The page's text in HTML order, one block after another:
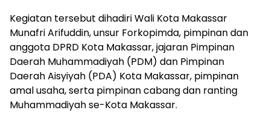
Kegiatan tersebut dihadiri Wali Kota Makassar
Munafri Arifuddin, unsur Forkopimda, pimpinan dan
anggota DPRD Kota Makassar, jajaran Pimpinan
Daerah Muhammadiyah (PDM) dan Pimpinan
Daerah Aisyiyah (PDA) Kota Makassar, pimpinan
amal usaha, serta pimpinan cabang dan ranting
Muhammadiyah se-Kota Makassar.